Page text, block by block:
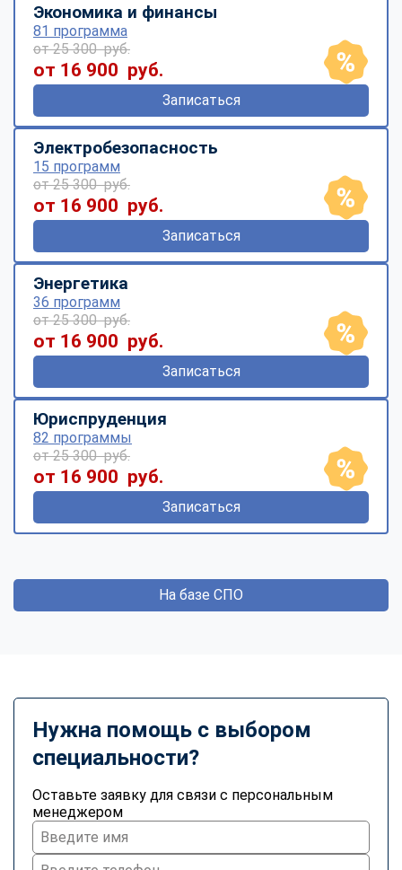
Экономика и финансы
81 программа
от 25 300 руб.
от 16 900 руб.
Записаться
Электробезопасность
15 программ
от 25 300 руб.
от 16 900 руб.
Записаться
Энергетика
36 программ
от 25 300 руб.
от 16 900 руб.
Записаться
Юриспруденция
82 программы
от 25 300 руб.
от 16 900 руб.
Записаться
На базе СПО
Нужна помощь с выбором
специальности?
Оставьте заявку для связи с персональным
менеджером